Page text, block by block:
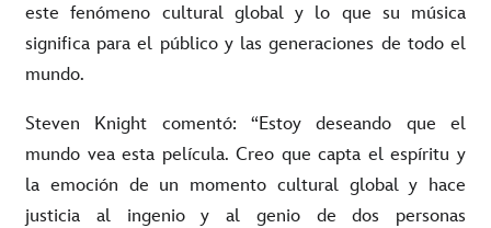
este fenómeno cultural global y lo que su música
significa para el público y las generaciones de todo el
mundo.
Steven Knight comentó: “Estoy deseando que el
mundo vea esta película. Creo que capta el espíritu y
la emoción de un momento cultural global y hace
justicia al ingenio y al genio de dos personas